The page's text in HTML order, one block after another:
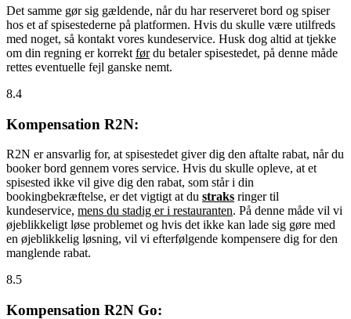
Det samme gør sig gældende, når du har reserveret bord og spiser
hos et af spisestederne på platformen. Hvis du skulle være utilfreds
med noget, så kontakt vores kundeservice. Husk dog altid at tjekke
om din regning er korrekt førdu betaler spisestedet, på denne måde
rettes eventuelle fejl ganske nemt.
8.4
Kompensation R2N:
R2N er ansvarlig for, at spisestedet giver dig den aftalte rabat, når du
booker bord gennem vores service. Hvis du skulle opleve, at et
spisested ikke vil give dig den rabat, som står i din
bookingbekræftelse, er det vigtigt at du straks ringer til
kundeservice, mens du stadig er i restauranten. På denne måde vil vi
øjeblikkeligt løse problemet og hvis det ikke kan lade sig gøre med
en øjeblikkelig løsning, vil vi efterfølgende kompensere dig for den
manglende rabat.
8.5
Kompensation R2N Go: